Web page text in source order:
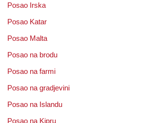
Posao Irska
Posao Katar
Posao Malta
Posao na brodu
Posao na farmi
Posao na gradjevini
Posao na Islandu
Posao na Kipru